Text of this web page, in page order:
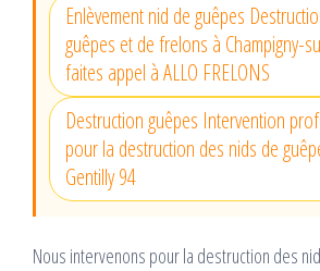
Enlèvement nid de guêpes
guêpes et de frelons à Champigny-
faites appel à ALLO FRELONS
Destruction guêpes Intervention
pour la destruction des nids de
Gentilly 94
Nous intervenons pour la destruction des